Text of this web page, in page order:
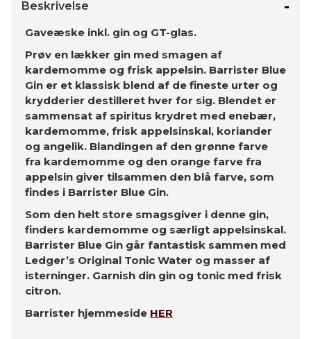
Beskrivelse
Gaveæske inkl. gin og GT-glas.
Prøv en lækker gin med smagen af
kardemomme og frisk appelsin. Barrister Blue
Gin er et klassisk blend af de fineste urter og
krydderier destilleret hver for sig. Blendet er
sammensat af spiritus krydret med enebær,
kardemomme, frisk appelsinskal, koriander
og angelik. Blandingen af den grønne farve
fra kardemomme og den orange farve fra
appelsin giver tilsammen den blå farve, som
findes i Barrister Blue Gin.
Som den helt store smagsgiver i denne gin,
finders kardemomme og særligt appelsinskal.
Barrister Blue Gin går fantastisk sammen med
Ledger’s Original Tonic Water og masser af
isterninger. Garnish din gin og tonic med frisk
citron.
Barrister hjemmeside HER